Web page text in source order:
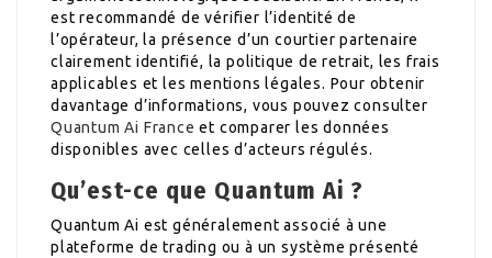
est recommandé de vérifier l’identité de
l’opérateur, la présence d’un courtier partenaire
clairement identifié, la politique de retrait, les frais
applicables et les mentions légales. Pour obtenir
davantage d’informations, vous pouvez consulter
Quantum Ai France et comparer les données
disponibles avec celles d’acteurs régulés.
Qu’est-ce que Quantum Ai ?
Quantum Ai est généralement associé à une
plateforme de trading ou à un système présenté